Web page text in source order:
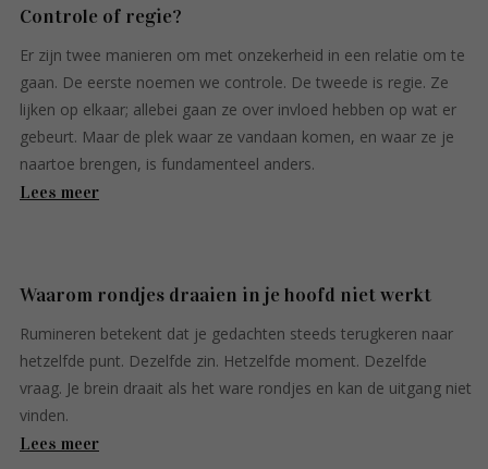
Controle of regie?
Er zijn twee manieren om met onzekerheid in een relatie om te
gaan. De eerste noemen we controle. De tweede is regie. Ze
lijken op elkaar; allebei gaan ze over invloed hebben op wat er
gebeurt. Maar de plek waar ze vandaan komen, en waar ze je
naartoe brengen, is fundamenteel anders.
Lees meer
Waarom rondjes draaien in je hoofd niet werkt
Rumineren betekent dat je gedachten steeds terugkeren naar
hetzelfde punt. Dezelfde zin. Hetzelfde moment. Dezelfde
vraag. Je brein draait als het ware rondjes en kan de uitgang niet
vinden.
Lees meer